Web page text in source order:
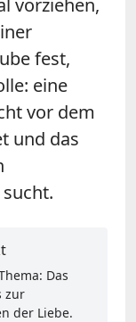
fest,
eine
vor dem
und das
Das
zur
der Liebe.